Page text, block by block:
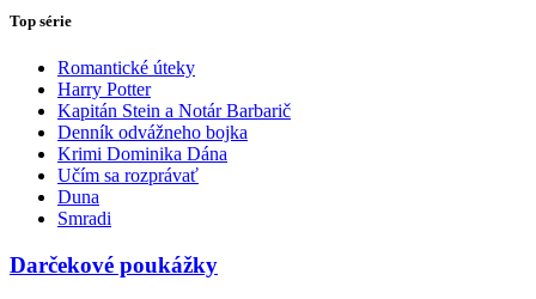
Top série
Romantické úteky
Harry Potter
Kapitán Stein a Notár Barbarič
Denník odvážneho bojka
Krimi Dominika Dána
Učím sa rozprávať
Duna
Smradi
Darčekové poukážky